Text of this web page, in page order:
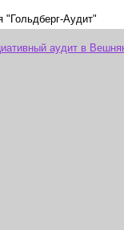
"Гольдберг-Аудит"
аудит в